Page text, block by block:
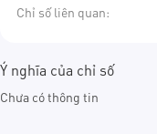
Chỉ số liên quan:
Ý nghĩa của chỉ số
Chưa có thông tin